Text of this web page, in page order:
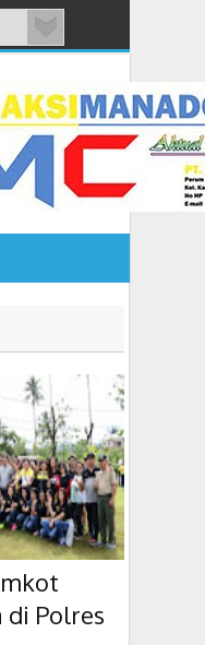
MONO PIMPIN DPRD
di Polres